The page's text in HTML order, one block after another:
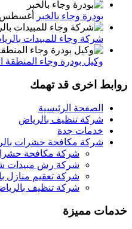
بودرة وجاء بالخبر أغسطس 5, 2026
شركة وجاء للمبيدات
وكيل بودرة وجاء المنطقة
روابط اخرى قد تهمك
الصفحة الرئيسية
شركة تنظيف بالرياض
خدمات جدة
شركة مكافحة حشرات
شركة مكافحة
شركة رش مبيدات
شركة تعقيم منازل
شركة تنظيف
خدمات مميزة